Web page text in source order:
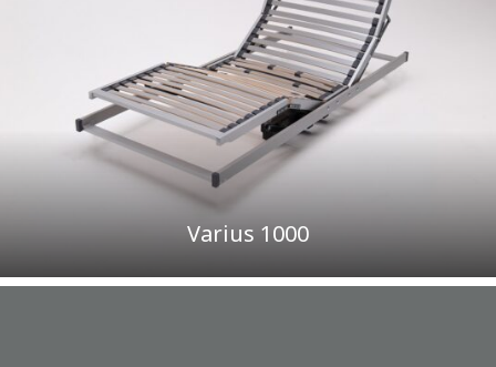
Varius 1000